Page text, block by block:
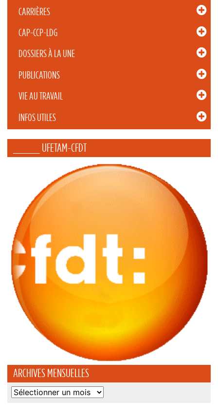
CARRIÈRES
CAP-CCP-LDG
DOSSIERS À LA UNE
PUBLICATIONS
VIE AU TRAVAIL
INFOS UTILES
_____ UFETAM-CFDT
ARCHIVES MENSUELLES
Archives